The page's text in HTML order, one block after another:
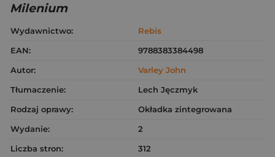
Milenium
Wydawnictwo:
Rebis
EAN:
9788383384498
Autor:
Varley John
Tłumaczenie:
Lech Jęczmyk
Rodzaj oprawy:
Okładka zintegrowana
Wydanie:
2
Liczba stron:
312